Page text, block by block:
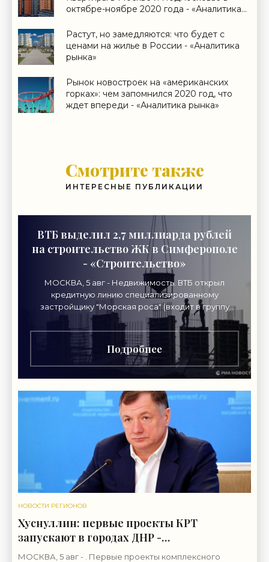
октябре-ноябре 2020 года - «Аналитика
Растут, но замедляются: что будет с
ценами на жилье в России - «Аналитика
рынка»
Рынок новостроек на «американских
горках»: чем запомнился 2020 год, что
ждет впереди - «Аналитика рынка»
Смотрите также
ИНТЕРЕСНЫЕ ПУБЛИКАЦИИ
ВТБ выделил 2,7 миллиарда рублей
на строительство ЖК в Симферополе
- «Строительство»
МОСКВА, 5 авг - Недвижимость. ВТБ открыл
кредитную линию специализированному
застройщику "Морская роса" (входит в группу
"Монолит") в 2,7 миллиарда рублей для
Подробнее
НОВОСТИ РЕГИОНОВ
Хуснуллин: первые проекты КРТ
запускают в городах ДНР -
«Строительство»
МОСКВА, 5 авг - . Первые проекты комплексного